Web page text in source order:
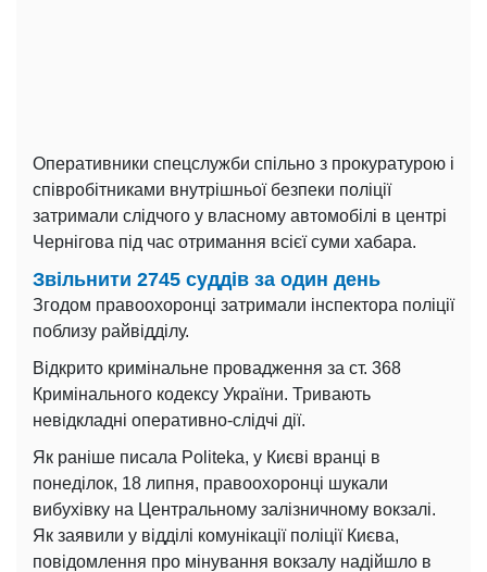
Оперативники спецслужби спільно з прокуратурою і
співробітниками внутрішньої безпеки поліції
затримали слідчого у власному автомобілі в центрі
Чернігова під час отримання всієї суми хабара.
Звільнити 2745 суддів за один день
Згодом правоохоронці затримали інспектора поліції
поблизу райвідділу.
Відкрито кримінальне провадження за ст. 368
Кримінального кодексу України. Тривають
невідкладні оперативно-слідчі дії.
Як раніше писала Politeka, у Києві вранці в
понеділок, 18 липня, правоохоронці шукали
вибухівку на Центральному залізничному вокзалі.
Як заявили у відділі комунікації поліції Києва,
повідомлення про мінування вокзалу надійшло в